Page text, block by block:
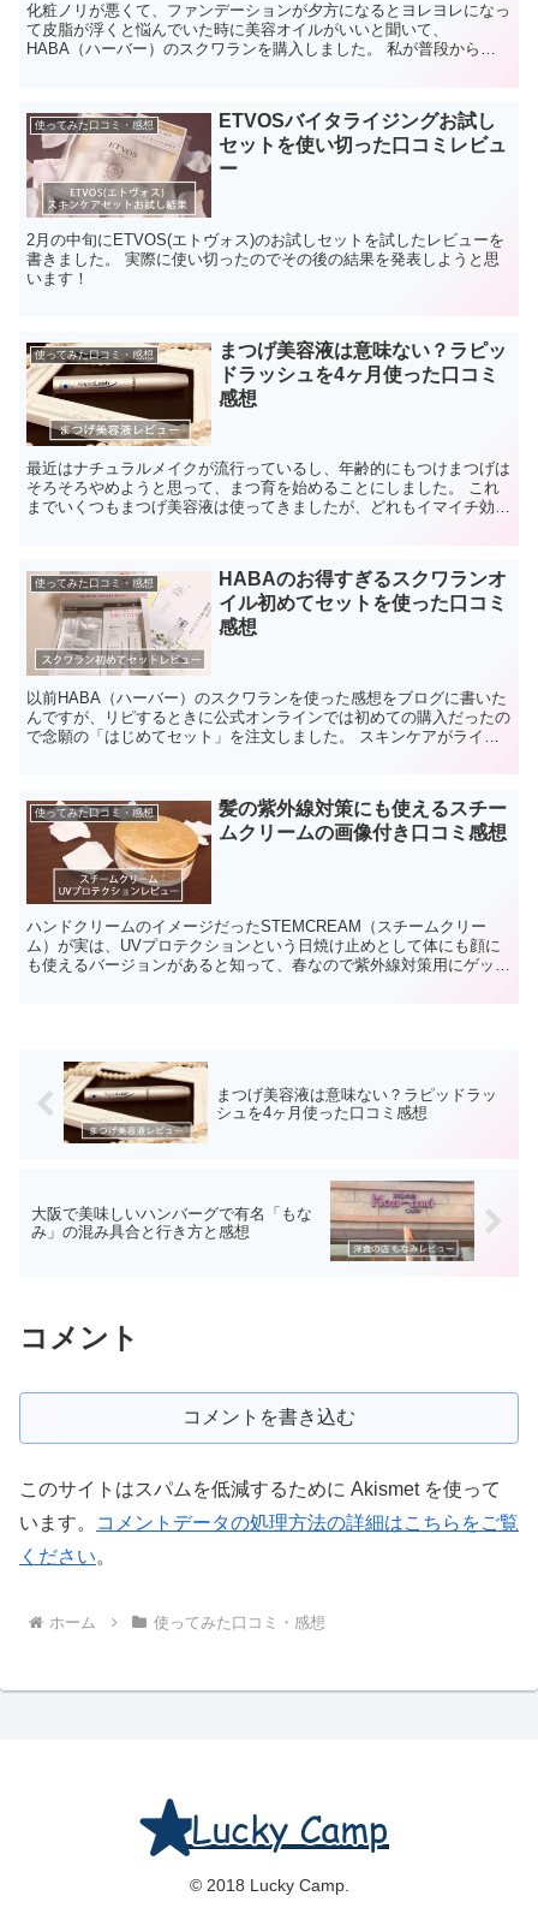
化粧ノリが悪くて、ファンデーションが夕方になるとヨレヨレになっ
て皮脂が浮くと悩んでいた時に美容オイルがいいと聞いて、
HABA（ハーバー）のスクワランを購入しました。 私が普段からス
使ってみた口コミ・感想
ETVOSバイタライジングお試し
セットを使い切った口コミレビュ
ー
2月の中旬にETVOS(エトヴォス)のお試しセットを試したレビューを
書きました。 実際に使い切ったのでその後の結果を発表しようと思
います！
使ってみた口コミ・感想
まつげ美容液は意味ない？ラピッ
ドラッシュを4ヶ月使った口コミ
感想
最近はナチュラルメイクが流行っているし、年齢的にもつけまつげは
そろそろやめようと思って、まつ育を始めることにしました。 これ
までいくつもまつげ美容液は使ってきましたが、どれもイマイチ効果
使ってみた口コミ・感想
HABAのお得すぎるスクワランオ
イル初めてセットを使った口コミ
感想
以前HABA（ハーバー）のスクワランを使った感想をブログに書いた
んですが、リピするときに公式オンラインでは初めての購入だったの
で念願の「はじめてセット」を注文しました。 スキンケアがライン
使ってみた口コミ・感想
髪の紫外線対策にも使えるスチー
ムクリームの画像付き口コミ感想
ハンドクリームのイメージだったSTEMCREAM（スチームクリー
ム）が実は、UVプロテクションという日焼け止めとして体にも顔に
も使えるバージョンがあると知って、春なので紫外線対策用にゲット
まつげ美容液は意味ない？ラピッドラッ
シュを4ヶ月使った口コミ感想
大阪で美味しいハンバーグで有名「もな
み」の混み具合と行き方と感想
コメント
コメントを書き込む
このサイトはスパムを低減するために Akismet を使って
います。
コメントデータの処理方法の詳細はこちらをご覧
ください。
ホーム 使ってみた口コミ・感想
© 2018 Lucky Camp.